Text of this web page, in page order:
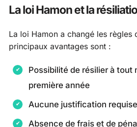
La loi Hamon et la
La loi Hamon a changé les règles
principaux avantages sont :
Possibilité de résilier à tout
première année
Aucune justification requise
Absence de frais et de